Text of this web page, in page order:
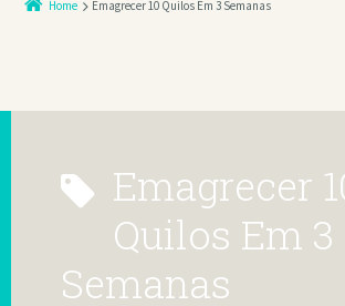
Home Emagrecer 10 Quilos Em 3 Semanas
Emagrecer 10
Quilos Em 3
Semanas